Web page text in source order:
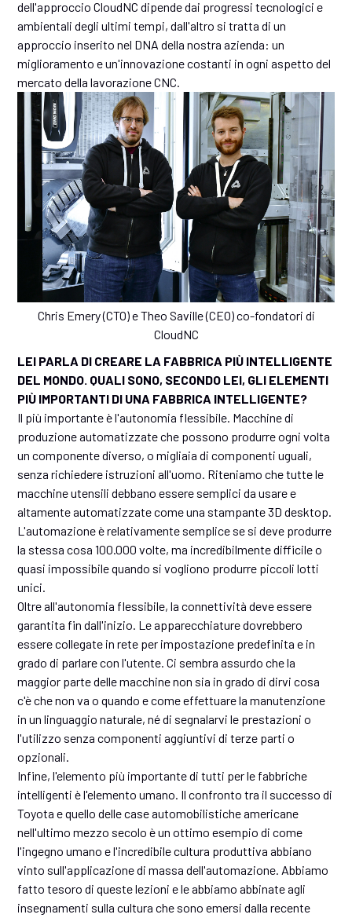
dell'approccio CloudNC dipende dai progressi tecnologici e
ambientali degli ultimi tempi, dall'altro si tratta di un
approccio inserito nel DNA della nostra azienda: un
miglioramento e un'innovazione costanti in ogni aspetto del
mercato della lavorazione CNC.
Chris Emery (CTO) e Theo Saville (CEO) co-fondatori di
CloudNC
LEI PARLA DI CREARE LA FABBRICA PIÙ INTELLIGENTE
DEL MONDO. QUALI SONO, SECONDO LEI, GLI ELEMENTI
PIÙ IMPORTANTI DI UNA FABBRICA INTELLIGENTE?
Il più importante è l'autonomia flessibile. Macchine di
produzione automatizzate che possono produrre ogni volta
un componente diverso, o migliaia di componenti uguali,
senza richiedere istruzioni all'uomo. Riteniamo che tutte le
macchine utensili debbano essere semplici da usare e
altamente automatizzate come una stampante 3D desktop.
L'automazione è relativamente semplice se si deve produrre
la stessa cosa 100.000 volte, ma incredibilmente difficile o
quasi impossibile quando si vogliono produrre piccoli lotti
unici.
Oltre all'autonomia flessibile, la connettività deve essere
garantita fin dall'inizio. Le apparecchiature dovrebbero
essere collegate in rete per impostazione predefinita e in
grado di parlare con l'utente. Ci sembra assurdo che la
maggior parte delle macchine non sia in grado di dirvi cosa
c'è che non va o quando e come effettuare la manutenzione
in un linguaggio naturale, né di segnalarvi le prestazioni o
l'utilizzo senza componenti aggiuntivi di terze parti o
opzionali.
Infine, l'elemento più importante di tutti per le fabbriche
intelligenti è l'elemento umano. Il confronto tra il successo di
Toyota e quello delle case automobilistiche americane
nell'ultimo mezzo secolo è un ottimo esempio di come
l'ingegno umano e l'incredibile cultura produttiva abbiano
vinto sull'applicazione di massa dell'automazione. Abbiamo
fatto tesoro di queste lezioni e le abbiamo abbinate agli
insegnamenti sulla cultura che sono emersi dalla recente